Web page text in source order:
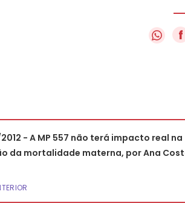
f
- A MP 557 não terá impacto real na
da mortalidade materna, por Ana